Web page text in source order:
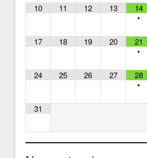
10 11 12 13 14
•
17 18 19 20 21
•
24 25 26 27 28
•
31